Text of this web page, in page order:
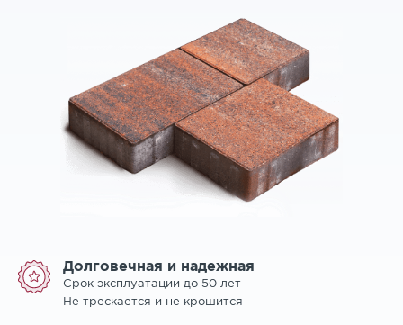
Долговечная и надежная
Срок эксплуатации до 50 лет
Не трескается и не крошится